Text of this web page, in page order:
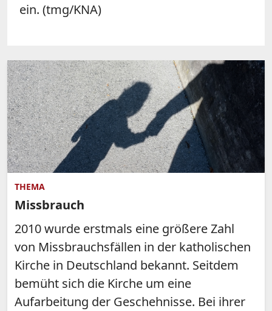
ein. (tmg/KNA)
THEMA
Missbrauch
2010 wurde erstmals eine größere Zahl
von Missbrauchsfällen in der katholischen
Kirche in Deutschland bekannt. Seitdem
bemüht sich die Kirche um eine
Aufarbeitung der Geschehnisse. Bei ihrer